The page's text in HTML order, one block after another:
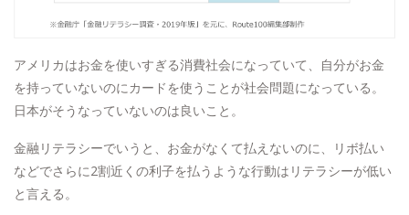
アメリカはお金を使いすぎる消費社会になっていて、自分がお金
を持っていないのにカードを使うことが社会問題になっている。
日本がそうなっていないのは良いこと。
金融リテラシーでいうと、お金がなくて払えないのに、リボ払い
などでさらに2割近くの利子を払うような行動はリテラシーが低い
と言える。